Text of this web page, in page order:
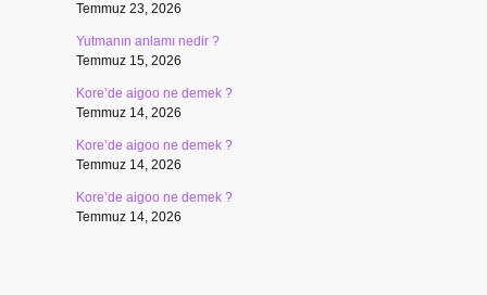
Temmuz 23, 2026
Yutmanın anlamı nedir ?
Temmuz 15, 2026
Kore’de aigoo ne demek ?
Temmuz 14, 2026
Kore’de aigoo ne demek ?
Temmuz 14, 2026
Kore’de aigoo ne demek ?
Temmuz 14, 2026